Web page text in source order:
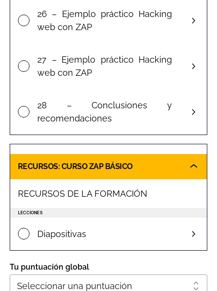
26 – Ejemplo práctico Hacking
web con ZAP
27 – Ejemplo práctico Hacking
web con ZAP
28 – Conclusiones y
recomendaciones
RECURSOS: CURSO ZAP BÁSICO
RECURSOS DE LA FORMACIÓN
LECCIONES
Diapositivas
Tu puntuación global